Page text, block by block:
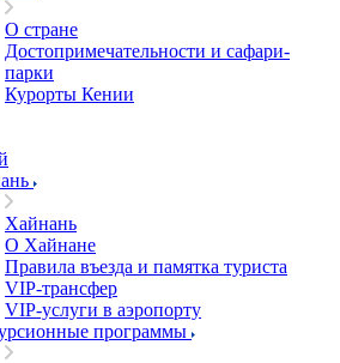
О стране
Достопримечательности и сафари-
парки
Курорты Кении
Хайнань
О Хайнане
Правила въезда и памятка туриста
VIP-трансфер
VIP-услуги в аэропорту
программы